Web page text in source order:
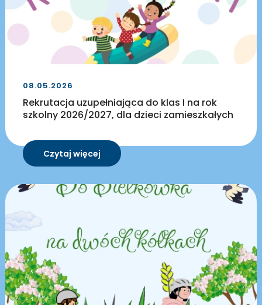
08.05.2026
Rekrutacja uzupełniająca do klas I na rok
szkolny 2026/2027, dla dzieci zamieszkałych
Czytaj więcej